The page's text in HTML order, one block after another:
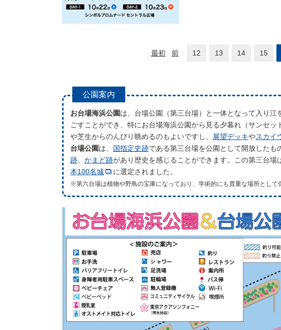
最初 前 12 13 14 15
公園案内
お台場海浜公園は、台場公園（第三台場）と一体となって入り
ごすことができ、特にお台場海浜公園から見る夕暮れ（サンセ
や芝生からのんびり眺めるのもよいですし、
展望デッキやスカイ
台場公園は、 国指定史跡である第三台場を公園として開放したも
跡
かまど跡があり歴史を感じることができます。この第三台
本100名城
に選定されました。
※第六台場は植物や野鳥の宝庫になっており、学術的にも貴重な場所として